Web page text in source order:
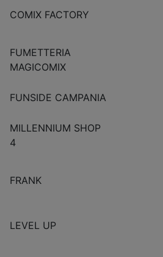
COMIX FACTORY
FUMETTERIA
MAGICOMIX
FUNSIDE CAMPANIA
MILLENNIUM SHOP
4
FRANK
LEVEL UP